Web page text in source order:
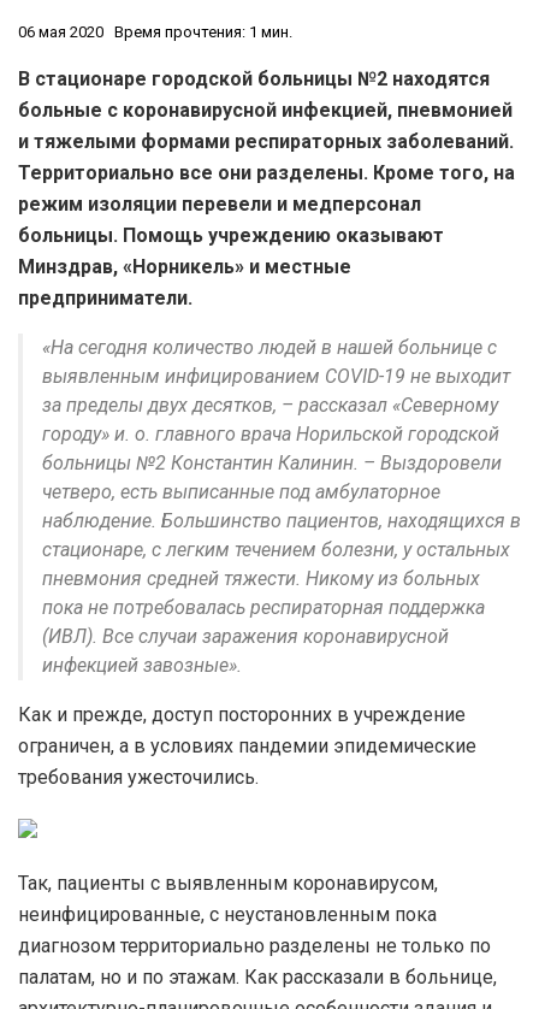
06 мая 2020 Время прочтения: 1 мин.
В стационаре городской больницы №2 находятся
больные с коронавирусной инфекцией, пневмонией
и тяжелыми формами респираторных заболеваний.
Территориально все они разделены. Кроме того, на
режим изоляции перевели и медперсонал
больницы. Помощь учреждению оказывают
Минздрав, «Норникель» и местные
предприниматели.
«На сегодня количество людей в нашей больнице с
выявленным инфицированием COVID-19 не выходит
за пределы двух десятков, – рассказал «Северному
городу» и. о. главного врача Норильской городской
больницы №2 Константин Калинин. – Выздоровели
четверо, есть выписанные под амбулаторное
наблюдение. Большинство пациентов, находящихся в
стационаре, с легким течением болезни, у остальных
пневмония средней тяжести. Никому из больных
пока не потребовалась респираторная поддержка
(ИВЛ). Все случаи заражения коронавирусной
инфекцией завозные».
Как и прежде, доступ посторонних в учреждение
ограничен, а в условиях пандемии эпидемические
требования ужесточились.
Так, пациенты с выявленным коронавирусом,
неинфицированные, с неустановленным пока
диагнозом территориально разделены не только по
палатам, но и по этажам. Как рассказали в больнице,